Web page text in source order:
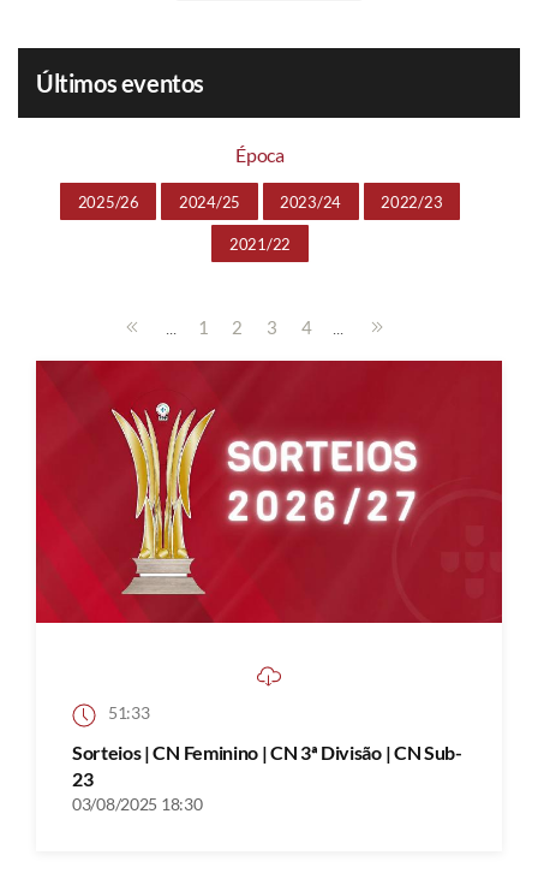
Últimos eventos
Época
2025/26 2024/25 2023/24 2022/23
2021/22
... 1 2 3 4 ...
51:33
Sorteios | CN Feminino | CN 3ª Divisão | CN Sub-
23
03/08/2025 18:30